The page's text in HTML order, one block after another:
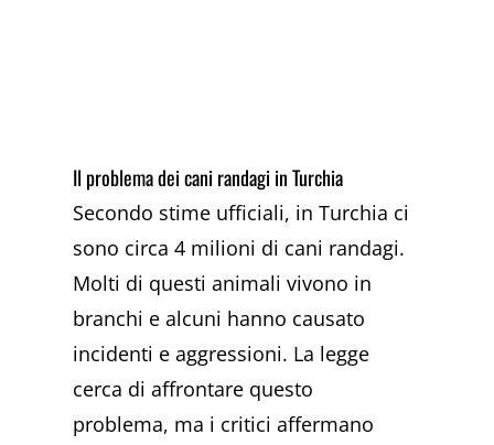
Il problema dei cani randagi in Turchia
Secondo stime ufficiali, in Turchia ci
sono circa 4 milioni di cani randagi.
Molti di questi animali vivono in
branchi e alcuni hanno causato
incidenti e aggressioni. La legge
cerca di affrontare questo
problema, ma i critici affermano